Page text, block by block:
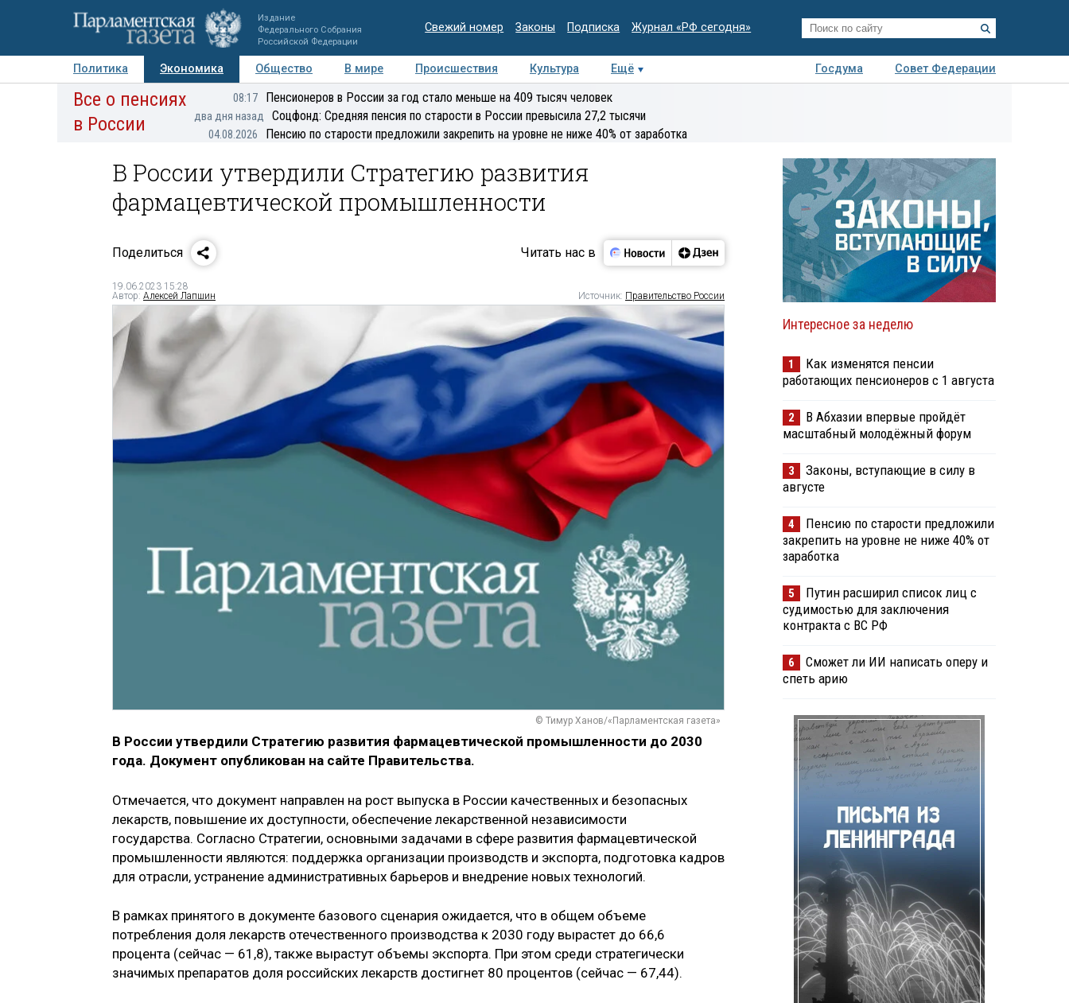
Издание
Федерального Собрания
Российской Федерации
Свежий номер Законы Подписка Журнал «РФ сегодня»
Политика Экономика Общество В мире Происшествия Культура Ещё Госдума
Совет Федерации
Авторы Персоны Мнения Регионы Медиацентр Интервью Колумнисты
Все о пенсиях
в России
08:17 Пенсионеров в России за год стало меньше на 409 тысяч человек
два дня назад Соцфонд: Средняя пенсия по старости в России превысила 27,2 тысячи
04.08.2026 Пенсию по старости предложили закрепить на уровне не ниже 40% от заработка
В России утвердили Стратегию развития
фармацевтической промышленности
Поделиться Читать нас в
19.06.2023 15:28
Автор: Алексей Лапшин Источник: Правительство России
© Тимур Ханов/«Парламентская газета»
В России утвердили Стратегию развития фармацевтической промышленности до 2030
года. Документ опубликован на сайте Правительства.
Отмечается, что документ направлен на рост выпуска в России качественных и безопасных
лекарств, повышение их доступности, обеспечение лекарственной независимости
государства. Согласно Стратегии, основными задачами в сфере развития фармацевтической
промышленности являются: поддержка организации производств и экспорта, подготовка кадров
для отрасли, устранение административных барьеров и внедрение новых технологий.
В рамках принятого в документе базового сценария ожидается, что в общем объеме
потребления доля лекарств отечественного производства к 2030 году вырастет до 66,6
процента (сейчас — 61,8), также вырастут объемы экспорта. При этом среди стратегически
значимых препаратов доля российских лекарств достигнет 80 процентов (сейчас — 67,44).
Интересное за неделю
1
Как изменятся пенсии
работающих пенсионеров с 1 августа
2
В Абхазии впервые пройдёт
масштабный молодёжный форум
3
Законы, вступающие в силу в
августе
4
Пенсию по старости предложили
закрепить на уровне не ниже 40% от
заработка
5
Путин расширил список лиц с
судимостью для заключения
контракта с ВС РФ
6
Сможет ли ИИ написать оперу и
спеть арию